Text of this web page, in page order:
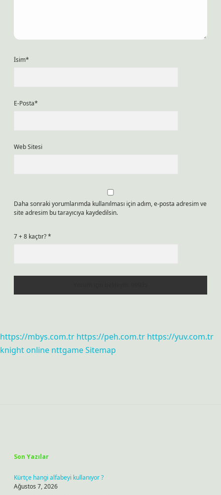
İsim*
E-Posta*
Web Sitesi
Daha sonraki yorumlarımda kullanılması için adım, e-posta adresim ve
site adresim bu tarayıcıya kaydedilsin.
7 + 8 kaçtır?*
https://mbys.com.tr https://peh.com.tr https://yuv.com.tr
knight online nttgameSitemap
Son Yazılar
Kürtçe hangi alfabeyi kullanıyor ?
Ağustos 7, 2026